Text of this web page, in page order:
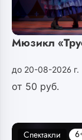
Мюзикл
до 20-08-2026 г.
от 50 руб.
Спектакли